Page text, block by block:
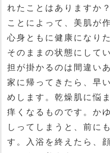
れたことはありますか
ことによって、美肌が
心身ともに健康になり
そのままの状態にして
担が掛かるのは間違い
家に帰ってきたら、早
めします。乾燥肌に悩
痒くなるものです。か
しってしまうと、前に
す。入浴を終えたら、